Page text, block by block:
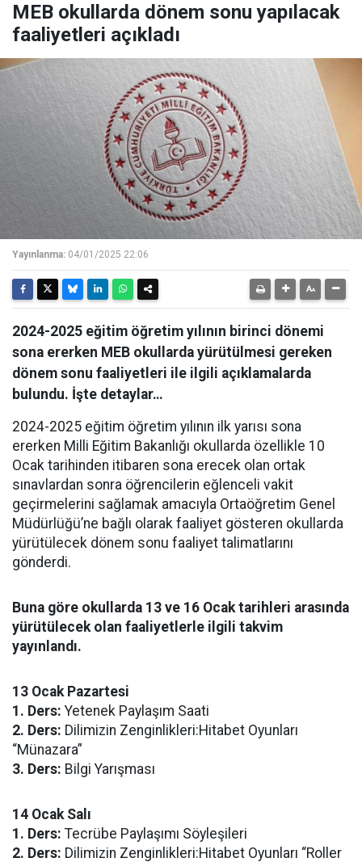
MEB okullarda dönem sonu yapılacak
faaliyetleri açıkladı
Yayınlanma: 04/01/2025 22:06
2024-2025 eğitim öğretim yılının birinci dönemi
sona ererken MEB okullarda yürütülmesi gereken
dönem sonu faaliyetleri ile ilgili açıklamalarda
bulundu. İşte detaylar…
2024-2025 eğitim öğretim yılının ilk yarısı sona
ererken Milli Eğitim Bakanlığı okullarda özellikle 10
Ocak tarihinden itibaren sona erecek olan ortak
sınavlardan sonra öğrencilerin eğlenceli vakit
geçirmelerini sağlamak amacıyla Ortaöğretim Genel
Müdürlüğü’ne bağlı olarak faaliyet gösteren okullarda
yürütülecek dönem sonu faaliyet talimatlarını
gönderdi.
Buna göre okullarda 13 ve 16 Ocak tarihleri arasında
yürütülecek olan faaliyetlerle ilgili takvim
yayınlandı.
13 Ocak Pazartesi
1. Ders: Yetenek Paylaşım Saati
2. Ders: Dilimizin Zenginlikleri:Hitabet Oyunları
“Münazara”
3. Ders: Bilgi Yarışması
14 Ocak Salı
1. Ders: Tecrübe Paylaşımı Söyleşileri
2. Ders: Dilimizin Zenginlikleri:Hitabet Oyunları “Roller